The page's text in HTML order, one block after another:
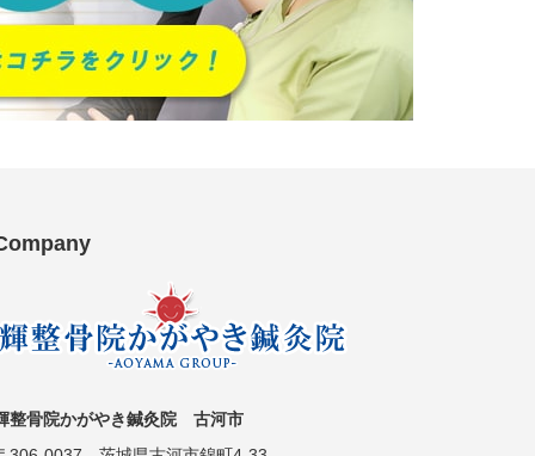
整骨院かがやき鍼灸院 古河市